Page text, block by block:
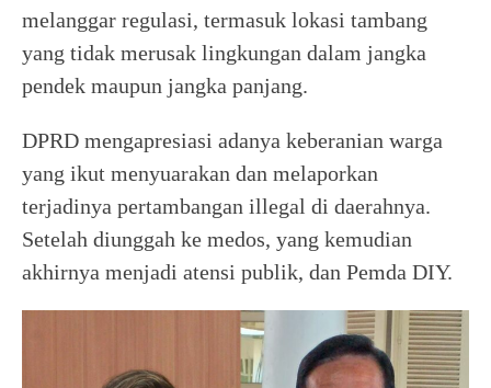
melanggar regulasi, termasuk lokasi tambang
yang tidak merusak lingkungan dalam jangka
pendek maupun jangka panjang.
DPRD mengapresiasi adanya keberanian warga
yang ikut menyuarakan dan melaporkan
terjadinya pertambangan illegal di daerahnya.
Setelah diunggah ke medos, yang kemudian
akhirnya menjadi atensi publik, dan Pemda DIY.